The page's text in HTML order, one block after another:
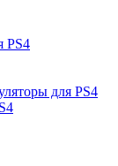
PS4
для PS4